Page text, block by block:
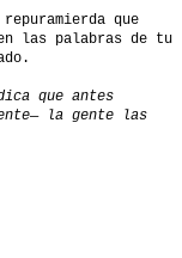
que
las palabras de tu
que antes
la gente las